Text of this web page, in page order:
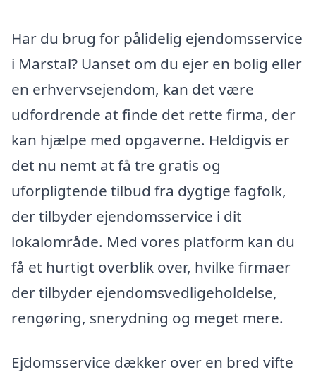
Har du brug for pålidelig ejendomsservice
i Marstal? Uanset om du ejer en bolig eller
en erhvervsejendom, kan det være
udfordrende at finde det rette firma, der
kan hjælpe med opgaverne. Heldigvis er
det nu nemt at få tre gratis og
uforpligtende tilbud fra dygtige fagfolk,
der tilbyder ejendomsservice i dit
lokalområde. Med vores platform kan du
få et hurtigt overblik over, hvilke firmaer
der tilbyder ejendomsvedligeholdelse,
rengøring, snerydning og meget mere.
Ejdomsservice dækker over en bred vifte